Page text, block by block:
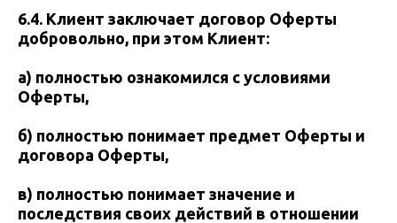
6.4. Клиент заключает договор Оферты
добровольно, при этом Клиент:
а) полностью ознакомился с условиями
Оферты,
б) полностью понимает предмет Оферты и
договора Оферты,
в) полностью понимает значение и
последствия своих действий в отношении